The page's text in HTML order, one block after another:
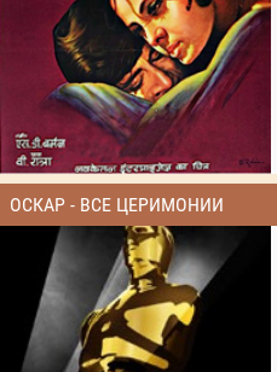
ОСКАР - ВСЕ ЦЕРИМОНИИ